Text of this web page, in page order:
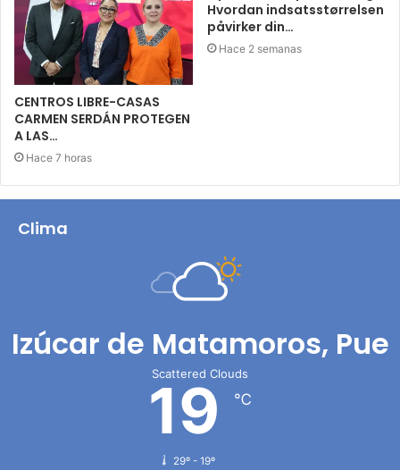
CENTROS LIBRE-CASAS
CARMEN SERDÁN PROTEGEN
A LAS…
Hace 7 horas
Hvordan indsatsstørrelsen
påvirker din…
Hace 2 semanas
Clima
Izúcar de Matamoros, Pue
Scattered Clouds
19 ℃
29º - 19º